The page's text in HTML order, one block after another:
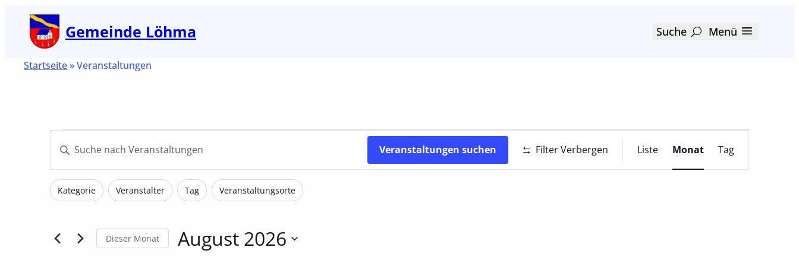
Gemeinde Löhma Suche Menü
Startseite»Veranstaltungen
Veranstaltungen
Veranstaltungen
Suche
und
Ansichten,
Navigation
Bitte
eingeben.
Suche
Veranstaltungen
Schlüsselwort.
Veranstaltungen suchen Filter Verbergen
Ansichten-
Liste Monat Tag
Filter
Das
Ändern
Formular-
Kategorie Veranstalter Tag Veranstaltungsorte
Dieser Monat August 2026